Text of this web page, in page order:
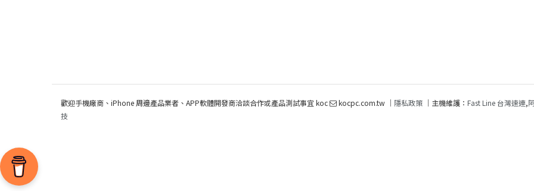
歡迎手機廠商、iPhone 周邊產品業者、APP軟體開發商洽談合作或產品測試事宜 koc kocpc.com.tw ｜ 隱私政策 ｜主機維護： Fast Line 台灣速連,
技